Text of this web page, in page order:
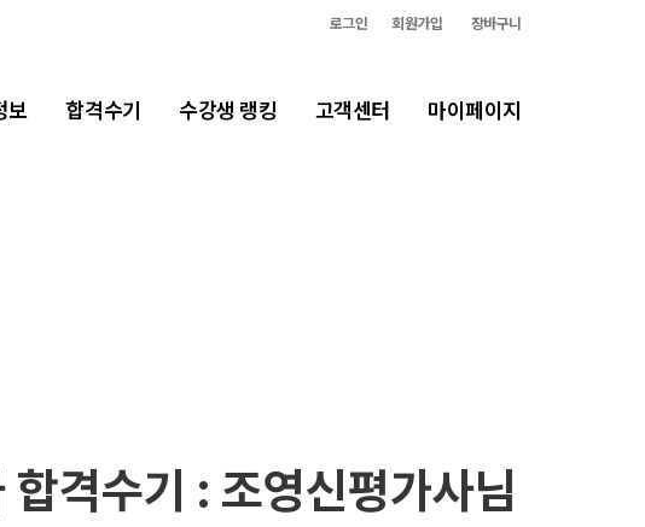
격수기 : 조영신평가사님
로그인 회원가입 장바구니
보 합격수기 수강생 랭킹 고객센터 마이페이지